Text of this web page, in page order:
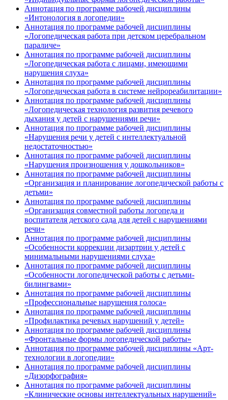
Аннотация по программе рабочей дисциплины
«Интонология в логопедии»
Аннотация по программе рабочей дисциплины
«Логопедическая работа при детском церебральном
параличе»
Аннотация по программе рабочей дисциплины
«Логопедическая работа с лицами, имеющими
нарушения слуха»
Аннотация по программе рабочей дисциплины
«Логопедическая работа в системе нейрореабилитации»
Аннотация по программе рабочей дисциплины
«Логопедическая технология развития речевого
дыхания у детей с нарушениями речи»
Аннотация по программе рабочей дисциплины
«Нарушения речи у детей с интеллектуальной
недостаточностью»
Аннотация по программе рабочей дисциплины
«Нарушения произношения у дошкольников»
Аннотация по программе рабочей дисциплины
«Организация и планирование логопедической работы с
детьми»
Аннотация по программе рабочей дисциплины
«Организация совместной работы логопеда и
воспитателя детского сада для детей с нарушениями
речи»
Аннотация по программе рабочей дисциплины
«Особенности коррекции дизартрии у детей с
минимальными нарушениями слуха»
Аннотация по программе рабочей дисциплины
«Особенности логопедической работы с детьми-
билингвами»
Аннотация по программе рабочей дисциплины
«Профессиональные нарушения голоса»
Аннотация по программе рабочей дисциплины
«Профилактика речевых нарушений у детей»
Аннотация по программе рабочей дисциплины
«Фронтальные формы логопедической работы»
Аннотация по программе рабочей дисциплины «Арт-
технологии в логопедии»
Аннотация по программе рабочей дисциплины
«Дизорфография»
Аннотация по программе рабочей дисциплины
«Клинические основы интеллектуальных нарушений»